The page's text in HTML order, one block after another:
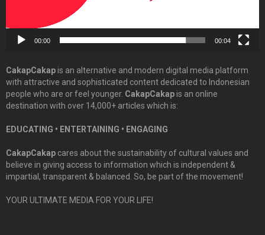
00:00 00:04
CakapCakapis an alternative and modern digital media platform
with attractive and sophisticated content dedicated to Indonesian
people who are or feel younger. CakapCakapis an online
destination with over 14,000+ articles which is:
EDUCATING • ENTERTAINING • ENGAGING
CakapCakap cares about the sustainability of cultural values and
believe in giving access to information which is independent &
impartial, transparent & balanced. So, be part of the movement!
YOUR ULTIMATE MEDIA FOR YOUR LIFE!